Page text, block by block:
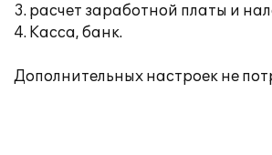
3. расчет заработной платы и
4. Касса, банк.
Дополнительных настроек не